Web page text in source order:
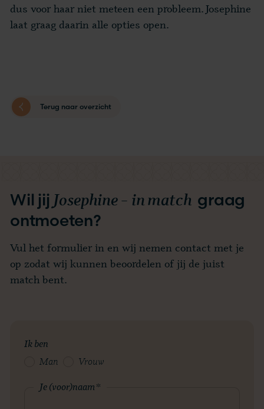
dus voor haar niet meteen een probleem. Josephine
laat graag daarin alle opties open.
Terug naar overzicht
Wil jij Josephine – in match graag
ontmoeten?
Vul het formulier in en wij nemen contact met je
op zodat wij kunnen beoordelen of jij de juist
match bent.
Ik ben
Man
Vrouw
Je (voor)naam*